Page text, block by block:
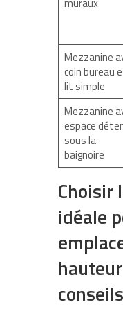
Mezzanine
coin bureau
lit simple
Mezzanine
espace
sous la
baignoire
Choisir
idéale
conseils